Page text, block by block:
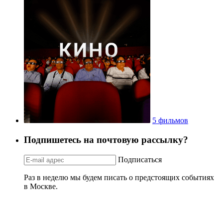
5 фильмов
Подпишетесь на почтовую рассылку?
Подписаться
Раз в неделю мы будем писать о предстоящих событиях
в Москве.